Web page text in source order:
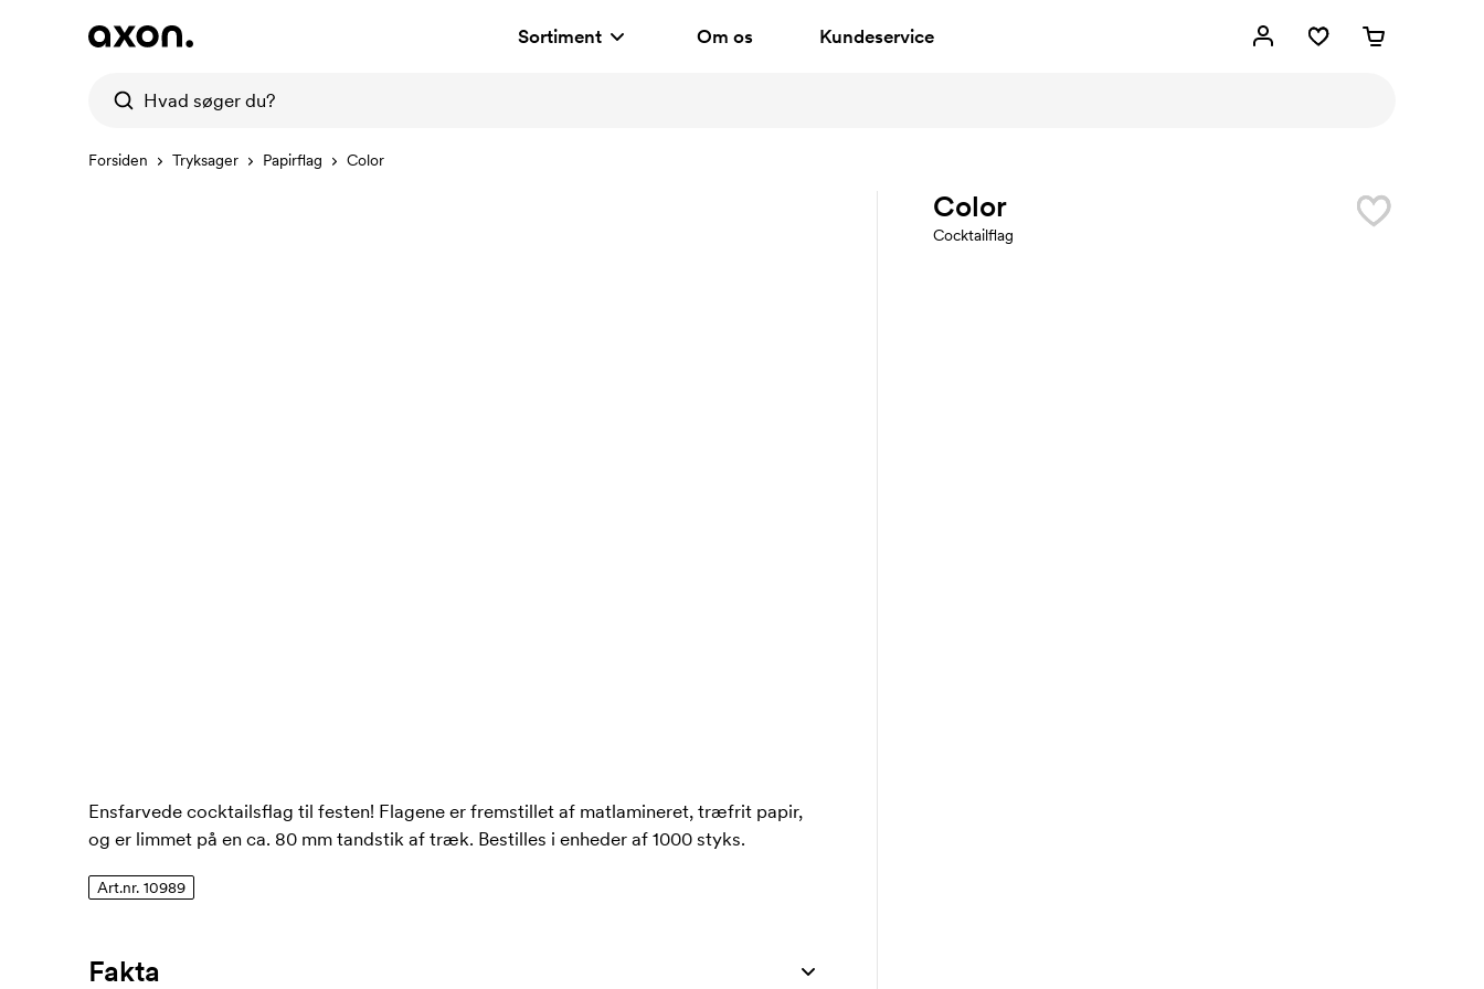
Sortiment Om os Kundeservice
Forsiden Tryksager Papirflag Color
Color
Cocktailflag
Ensfarvede cocktailsflag til festen! Flagene er fremstillet af matlamineret, træfrit papir,
og er limmet på en ca. 80 mm tandstik af træk. Bestilles i enheder af 1000 styks.
Art.nr. 10989
Fakta